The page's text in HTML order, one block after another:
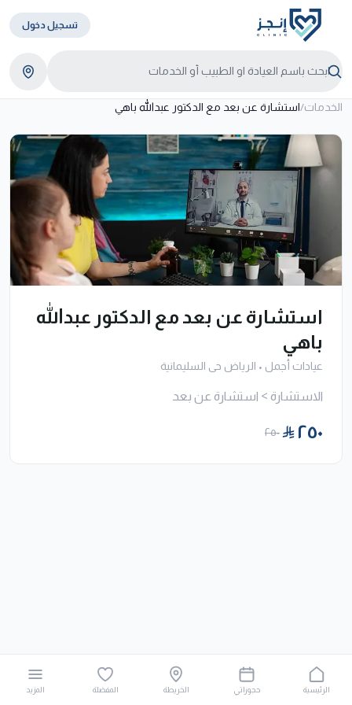
تسجيل دخول
الخدمات/استشارة عن بعد مع الدكتور عبدالله باهي
استشارة عن بعد مع الدكتور عبدالله
باهي
عيادات أجمل • الرياض حى السليمانية
الاستشارة > استشارة عن بعد
٢٥٠ ٢٥٠
الرئيسية حجوزاتي الخريطة المفضلة المزيد